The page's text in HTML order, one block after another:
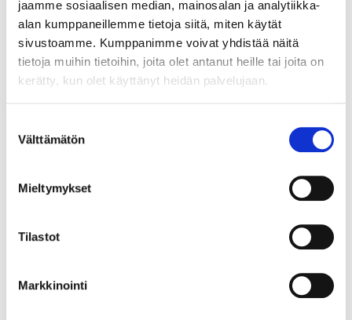
jaamme sosiaalisen median, mainosalan ja analytiikka-
alan kumppaneillemme tietoja siitä, miten käytät
sivustoamme. Kumppanimme voivat yhdistää näitä
tietoja muihin tietoihin, joita olet antanut heille tai joita on
kerätty, kun olet käyttänyt heidän palvelujaan.
valinta
Välttämätön
Mieltymykset
Tilastot
Markkinointi
EUH211 Varning! Farliga respirabla droppar kan bildas vid sprejning.
Inandas inte sprej eller dimma.
Teknisk specifikation
Glans
Appliceringsmetod